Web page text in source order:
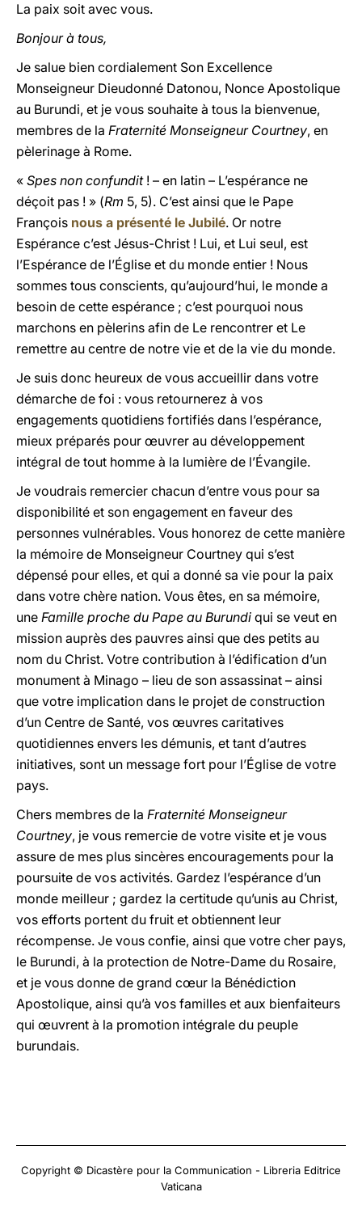
La paix soit avec vous.
Bonjour à tous,
Je salue bien cordialement Son Excellence
Monseigneur Dieudonné Datonou, Nonce Apostolique
au Burundi, et je vous souhaite à tous la bienvenue,
membres de la Fraternité Monseigneur Courtney, en
pèlerinage à Rome.
« Spes non confundit! – en latin – L’espérance ne
déçoit pas ! » (Rm 5, 5). C’est ainsi que le Pape
François nous a présenté le Jubilé. Or notre
Espérance c’est Jésus-Christ ! Lui, et Lui seul, est
l’Espérance de l’Église et du monde entier ! Nous
sommes tous conscients, qu’aujourd’hui, le monde a
besoin de cette espérance ; c’est pourquoi nous
marchons en pèlerins afin de Le rencontrer et Le
remettre au centre de notre vie et de la vie du monde.
Je suis donc heureux de vous accueillir dans votre
démarche de foi : vous retournerez à vos
engagements quotidiens fortifiés dans l’espérance,
mieux préparés pour œuvrer au développement
intégral de tout homme à la lumière de l’Évangile.
Je voudrais remercier chacun d’entre vous pour sa
disponibilité et son engagement en faveur des
personnes vulnérables. Vous honorez de cette manière
la mémoire de Monseigneur Courtney qui s’est
dépensé pour elles, et qui a donné sa vie pour la paix
dans votre chère nation. Vous êtes, en sa mémoire,
une Famille proche du Pape au Burundi qui se veut en
mission auprès des pauvres ainsi que des petits au
nom du Christ. Votre contribution à l’édification d’un
monument à Minago – lieu de son assassinat – ainsi
que votre implication dans le projet de construction
d’un Centre de Santé, vos œuvres caritatives
quotidiennes envers les démunis, et tant d’autres
initiatives, sont un message fort pour l’Église de votre
pays.
Chers membres de la Fraternité Monseigneur
Courtney, je vous remercie de votre visite et je vous
assure de mes plus sincères encouragements pour la
poursuite de vos activités. Gardez l’espérance d’un
monde meilleur ; gardez la certitude qu’unis au Christ,
vos efforts portent du fruit et obtiennent leur
récompense. Je vous confie, ainsi que votre cher pays,
le Burundi, à la protection de Notre-Dame du Rosaire,
et je vous donne de grand cœur la Bénédiction
Apostolique, ainsi qu’à vos familles et aux bienfaiteurs
qui œuvrent à la promotion intégrale du peuple
burundais.
Copyright © Dicastère pour la Communication - Libreria Editrice
Vaticana